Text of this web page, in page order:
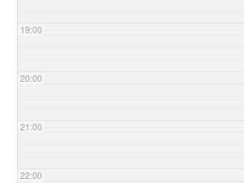
19:00
20:00
21:00
22:00